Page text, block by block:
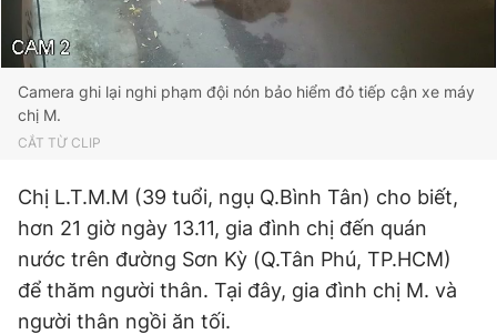
© 2003-2026 Bản quyền thuộc về Báo Thanh Niên. Cấm sao
chép dưới mọi hình thức nếu không có sự chấp thuận bằng văn
bản. Phát triển bởi ePi Technologies, JSC.
Camera ghi lại nghi phạm đội nón bảo hiểm đỏ tiếp cận xe máy
chị M.
CẮT TỪ CLIP
Chị L.T.M.M (39 tuổi, ngụ Q.Bình Tân) cho biết,
hơn 21 giờ ngày 13.11, gia đình chị đến quán
nước trên đường Sơn Kỳ (Q.Tân Phú, TP.HCM)
để thăm người thân. Tại đây, gia đình chị M. và
người thân ngồi ăn tối.